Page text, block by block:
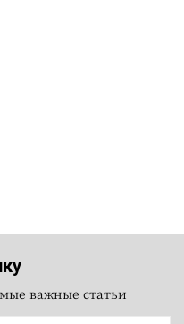
важные статьи